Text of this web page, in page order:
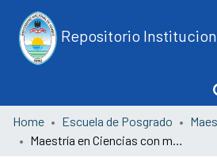
Repositorio
Home Escuela de Posgrado
Maestría en Ciencias con mención en Biotecnología Molecular